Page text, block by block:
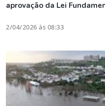
aprovação da Lei
2/04/2026 às 08:33